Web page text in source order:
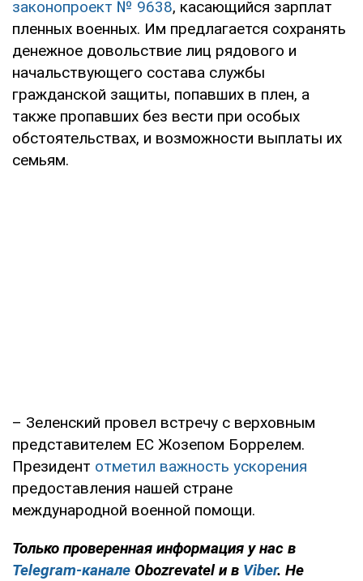
законопроект № 9638, касающийся зарплат
пленных военных. Им предлагается сохранять
денежное довольствие лиц рядового и
начальствующего состава службы
гражданской защиты, попавших в плен, а
также пропавших без вести при особых
обстоятельствах, и возможности выплаты их
семьям.
– Зеленский провел встречу с верховным
представителем ЕС Жозепом Боррелем.
Президент отметил важность ускорения
предоставления нашей стране
международной военной помощи.
Только проверенная информация у нас в
Telegram-канале Obozrevatel и в Viber. Не